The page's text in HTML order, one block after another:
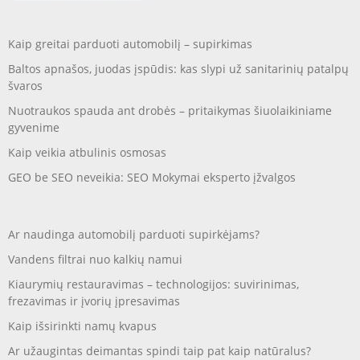
Kaip greitai parduoti automobilį – supirkimas
Baltos apnašos, juodas įspūdis: kas slypi už sanitarinių patalpų
švaros
Nuotraukos spauda ant drobės – pritaikymas šiuolaikiniame
gyvenime
Kaip veikia atbulinis osmosas
GEO be SEO neveikia: SEO Mokymai eksperto įžvalgos
Ar naudinga automobilį parduoti supirkėjams?
Vandens filtrai nuo kalkių namui
Kiaurymių restauravimas – technologijos: suvirinimas,
frezavimas ir įvorių įpresavimas
Kaip išsirinkti namų kvapus
Ar užaugintas deimantas spindi taip pat kaip natūralus?